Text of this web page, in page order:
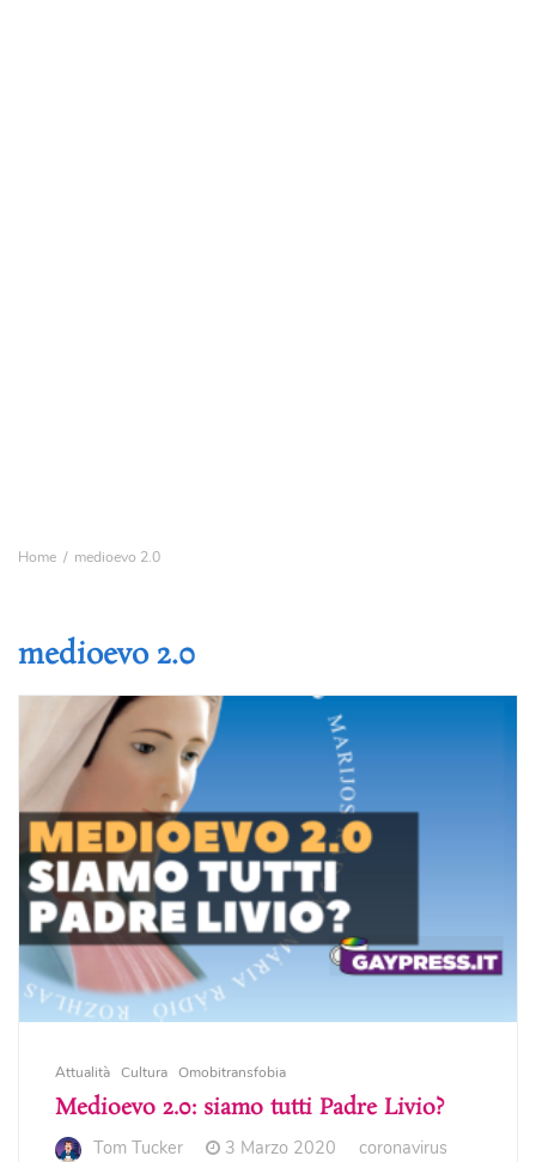
Home medioevo 2.0
medioevo 2.0
Attualità Cultura Omobitransfobia
Medioevo 2.0: siamo tutti Padre Livio?
Tom Tucker 3 Marzo 2020
coronavirus